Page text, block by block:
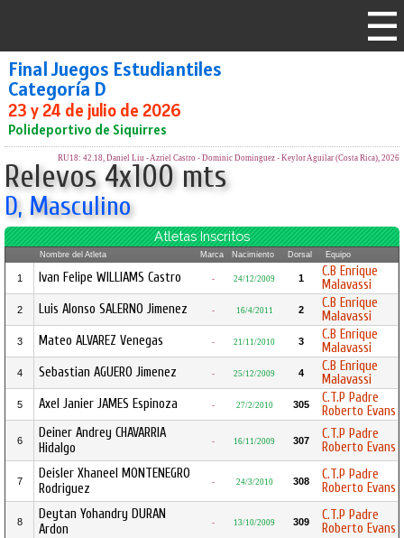
Final Juegos Estudiantiles
Categoría D
23 y 24 de julio de 2026
Polideportivo de Siquirres
RU18: 42.18, Daniel Liu - Azriel Castro - Dominic Dominguez - Keylor Aguilar (Costa Rica), 2026
Relevos 4x100 mts
D, Masculino
Atletas Inscritos
Nombre del Atleta Marca Nacimiento Dorsal Equipo
1 Ivan Felipe WILLIAMS Castro - 24/12/2009 1
C.B Enrique
Malavassi
2 Luis Alonso SALERNO Jimenez - 16/4/2011 2
C.B Enrique
Malavassi
3 Mateo ALVAREZ Venegas - 21/11/2010 3
C.B Enrique
Malavassi
4 Sebastian AGUERO Jimenez - 25/12/2009 4
C.B Enrique
Malavassi
5 Axel Janier JAMES Espinoza - 27/2/2010 305
C.T.P Padre
Roberto Evans
6
Deiner Andrey CHAVARRIA
Hidalgo
- 16/11/2009 307
C.T.P Padre
Roberto Evans
7
Deisler Xhaneel MONTENEGRO
Rodriguez
- 24/3/2010 308
C.T.P Padre
Roberto Evans
8
Deytan Yohandry DURAN
Ardon
- 13/10/2009 309
C.T.P Padre
Roberto Evans